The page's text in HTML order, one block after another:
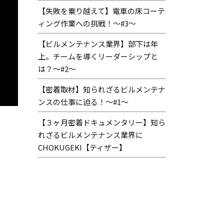
【失敗を乗り越えて】電車の床コーテ
ィング作業への挑戦！～#3～
【ビルメンテナンス業界】部下は年
上。チームを導くリーダーシップと
は？～#2～
【密着取材】知られざるビルメンテナ
ンスの仕事に迫る！～#1～
【３ヶ月密着ドキュメンタリー】知ら
れざるビルメンテナンス業界に
CHOKUGEKI【ティザー】